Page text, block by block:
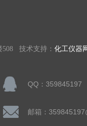
508 技术支持： 化工仪器
QQ：359845197
邮箱：